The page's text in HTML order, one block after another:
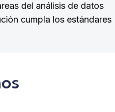
del análisis de datos
cumpla los estándares